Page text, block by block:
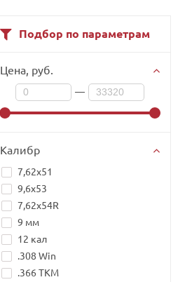
Подбор по параметрам
Цена, руб.
—
Калибр
7,62x51
9,6х53
7,62x54R
9 мм
12 кал
.308 Win
.366 TKM